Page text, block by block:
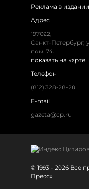
Реклама в издании
Адрес
197022,
Санкт-Петербург,
пом. 74.
показать на карте
Телефон
(812) 328-28-28
E-mail
gazeta@dp.ru
© 1993 - 2026 Все
Пресс»